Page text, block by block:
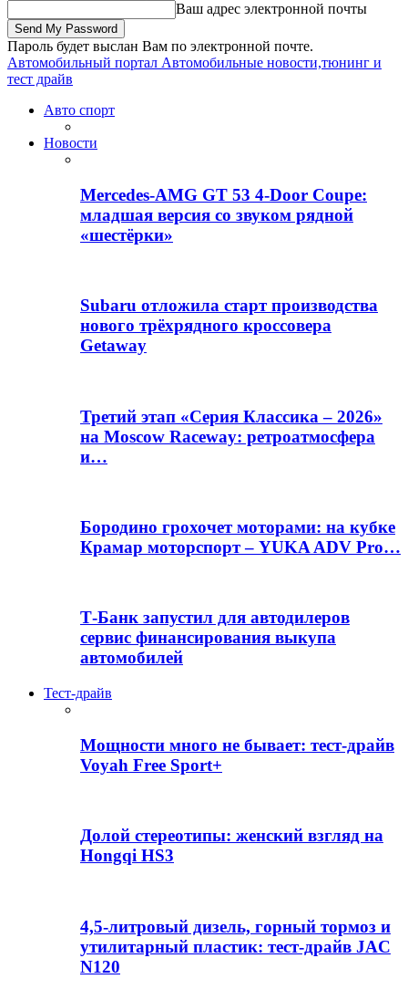
Ваш адрес электронной почты
Пароль будет выслан Вам по электронной почте.
Автомобильный портал Автомобильные новости,тюнинг и
тест драйв
Авто спорт
Новости
Mercedes-AMG GT 53 4-Door Coupe:
младшая версия со звуком рядной
«шестёрки»
Subaru отложила старт производства
нового трёхрядного кроссовера
Getaway
Третий этап «Серия Классика – 2026»
на Moscow Raceway: ретроатмосфера
и…
Бородино грохочет моторами: на кубке
Крамар моторспорт – YUKA ADV Pro…
Т-Банк запустил для автодилеров
сервис финансирования выкупа
автомобилей
Тест-драйв
Мощности много не бывает: тест-драйв
Voyah Free Sport+
Долой стереотипы: женский взгляд на
Hongqi HS3
4,5-литровый дизель, горный тормоз и
утилитарный пластик: тест-драйв JAC
N120